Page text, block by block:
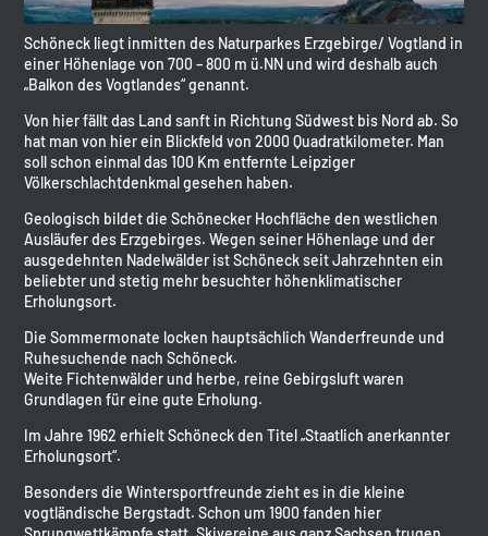
Schöneck liegt inmitten des Naturparkes Erzgebirge/ Vogtland in
einer Höhenlage von 700 – 800 m ü.NN und wird deshalb auch
„Balkon des Vogtlandes“ genannt.
Von hier fällt das Land sanft in Richtung Südwest bis Nord ab. So
hat man von hier ein Blickfeld von 2000 Quadratkilometer. Man
soll schon einmal das 100 Km entfernte Leipziger
Völkerschlachtdenkmal gesehen haben.
Geologisch bildet die Schönecker Hochfläche den westlichen
Ausläufer des Erzgebirges. Wegen seiner Höhenlage und der
ausgedehnten Nadelwälder ist Schöneck seit Jahrzehnten ein
beliebter und stetig mehr besuchter höhenklimatischer
Erholungsort.
Die Sommermonate locken hauptsächlich Wanderfreunde und
Ruhesuchende nach Schöneck.
Weite Fichtenwälder und herbe, reine Gebirgsluft waren
Grundlagen für eine gute Erholung.
Im Jahre 1962 erhielt Schöneck den Titel „Staatlich anerkannter
Erholungsort“.
Besonders die Wintersportfreunde zieht es in die kleine
vogtländische Bergstadt. Schon um 1900 fanden hier